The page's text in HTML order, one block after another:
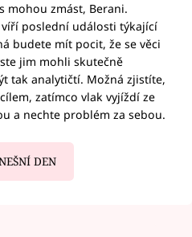
mohou zmást, Berani.
víří poslední události týkající
budete mít pocit, že se věci
jim mohli skutečně
tak analytičtí. Možná zjistíte,
zatímco vlak vyjíždí ze
a nechte problém za sebou.
DEN